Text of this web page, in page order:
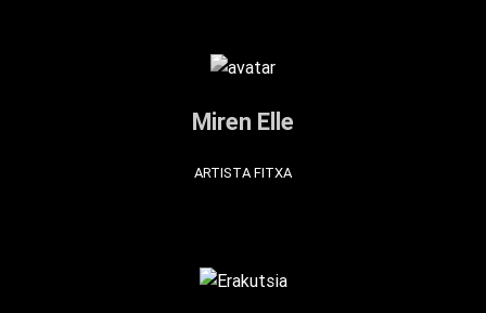
Miren Elle
ARTISTA FITXA